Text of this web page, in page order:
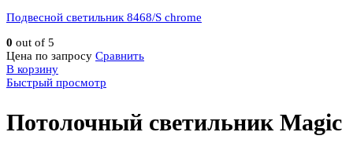
Подвесной светильник 8468/S chrome
0 out of 5
Цена по запросу Сравнить
В корзину
Быстрый просмотр
Потолочный светильник Magic